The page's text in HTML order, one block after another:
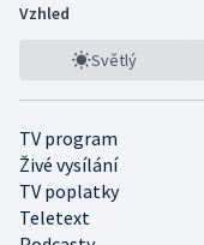
Vzhled
Světlý
TV program
Živé vysílání
TV poplatky
Teletext